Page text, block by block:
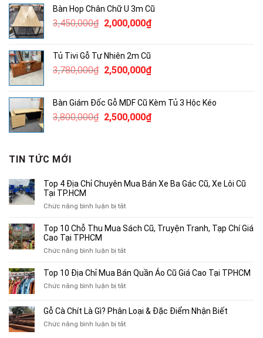
1,050,000₫.
là:
850,000₫.
Bàn Họp Chân Chữ U 3m Cũ
3,450,000₫ Giá
3,450,000₫.
2,000,000₫Giá
2,000,000₫.
Tủ Tivi Gỗ Tự Nhiên 2m Cũ
3,780,000₫ Giá
3,780,000₫.
2,500,000₫Giá
là:
2,500,000₫.
Bàn Giám Đốc Gỗ MDF Cũ Kèm Tủ 3 Hộc Kéo
3,800,000₫ Giá
2,500,000₫Giá
TIN TỨC MỚI
Top 4 Địa Chỉ Chuyên Mua Bán Xe Ba Gác Cũ, Xe Lôi Cũ
Tại TP.HCM
Chức năng bình luận bị tắtở
4
Chuyên
Bán
Xe
Cũ,
Xe
Top 10 Chỗ Thu Mua Sách Cũ, Truyện Tranh, Tạp Chí Giá
Cao Tại TPHCM
Chức năng bình luận bị tắtở
10
Thu
Sách
Top 10 Địa Chỉ Mua Bán Quần Áo Cũ Giá Cao Tại TPHCM
Chức năng bình luận bị tắtở
Địa
Chỉ
Gỗ Cà Chít Là Gì? Phân Loại & Đặc Điểm Nhận Biết
Chức năng bình luận bị tắtở